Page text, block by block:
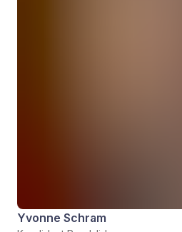
Yvonne Schram